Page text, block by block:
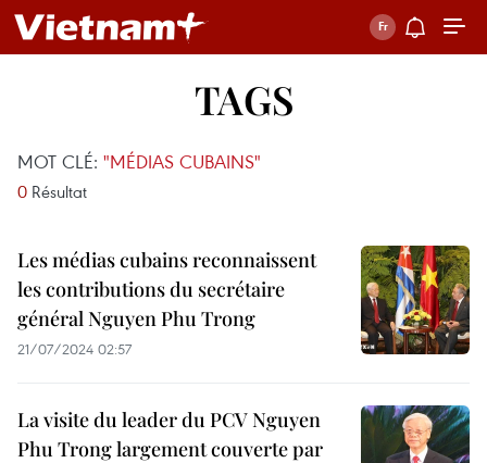
TAGS
MOT CLÉ: "MÉDIAS CUBAINS"
0 Résultat
Les médias cubains reconnaissent
les contributions du secrétaire
général Nguyen Phu Trong
21/07/2024 02:57
La visite du leader du PCV Nguyen
Phu Trong largement couverte par